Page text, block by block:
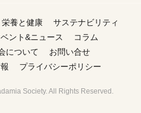
栄養と健康
サステナビリティ
ント&ニュース
コラム
について
お問い合せ
プライバシーポリシー
Society. All Rights Reserved.